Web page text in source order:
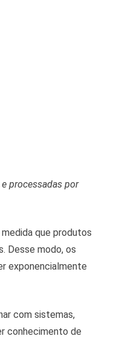
processadas por
medida que produtos
Desse modo, os
exponencialmente
com sistemas,
conhecimento de